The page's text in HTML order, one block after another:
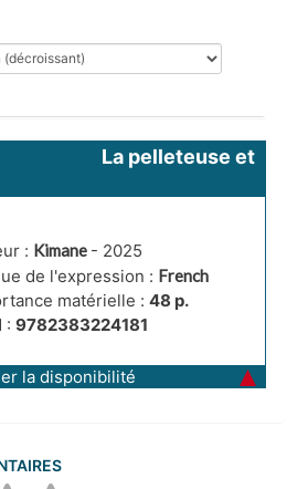
La pelleteuse et
: Kimane - 2025
de l'expression : French
matérielle : 48 p.
: 9782383224181
la disponibilité